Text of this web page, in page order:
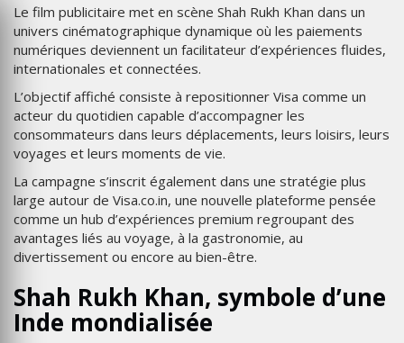
Le film publicitaire met en scène Shah Rukh Khan dans un
univers cinématographique dynamique où les paiements
numériques deviennent un facilitateur d’expériences fluides,
internationales et connectées.
L’objectif affiché consiste à repositionner Visa comme un
acteur du quotidien capable d’accompagner les
consommateurs dans leurs déplacements, leurs loisirs, leurs
voyages et leurs moments de vie.
La campagne s’inscrit également dans une stratégie plus
large autour de Visa.co.in, une nouvelle plateforme pensée
comme un hub d’expériences premium regroupant des
avantages liés au voyage, à la gastronomie, au
divertissement ou encore au bien-être.
Shah Rukh Khan, symbole d’une
Inde mondialisée